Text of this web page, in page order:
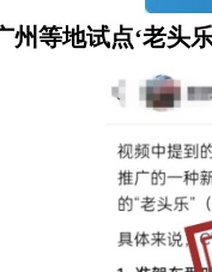
州等地试点‘老头